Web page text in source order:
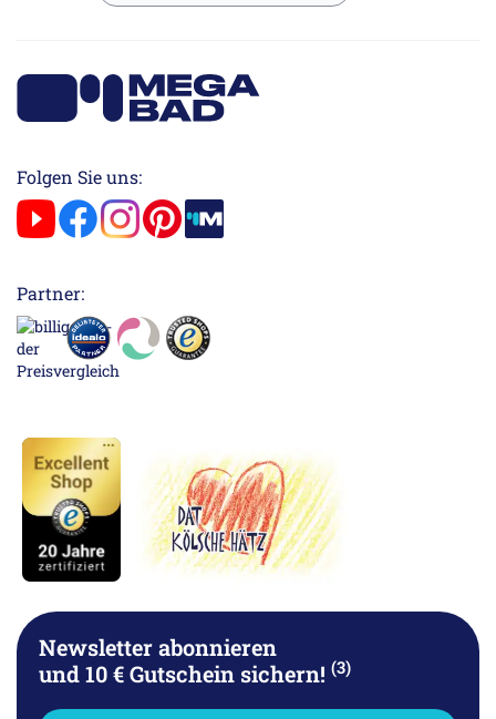
Folgen Sie uns:
Partner:
Newsletter abonnieren
und 10 € Gutschein sichern! (3)